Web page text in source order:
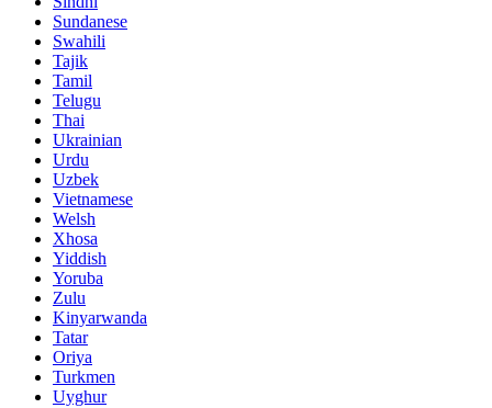
Sundanese
Swahili
Tajik
Tamil
Telugu
Thai
Ukrainian
Urdu
Uzbek
Vietnamese
Welsh
Xhosa
Yiddish
Yoruba
Zulu
Kinyarwanda
Tatar
Oriya
Turkmen
Uyghur